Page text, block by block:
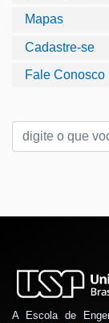
Mapas
Cadastre-se
Fale Conosco
A Escola de